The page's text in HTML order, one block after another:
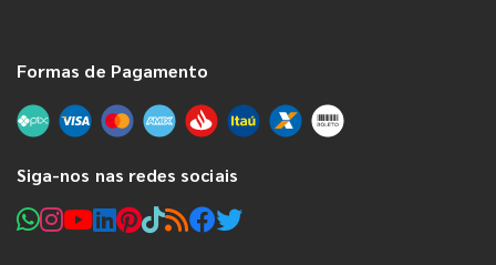
Formas de Pagamento
Siga-nos nas redes sociais